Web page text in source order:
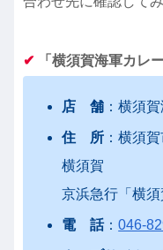
✔︎ 「横須賀海軍カレ
店 舗 ：横須
住 所 ：横須
横須賀
京浜急行「横
電 話：046-